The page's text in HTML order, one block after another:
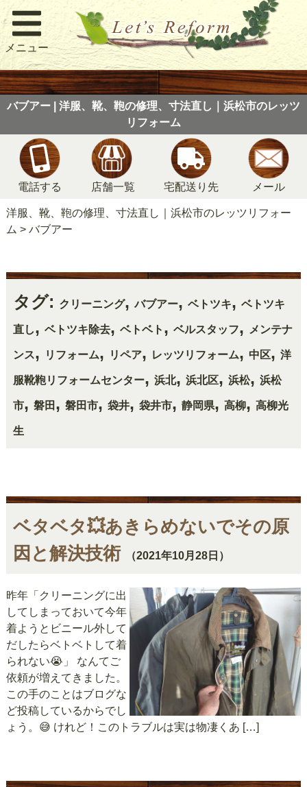
メニュー
バブアー | 洋服、靴、鞄の修理、寸法直し｜浜松市のレッツ
リフォーム
電話する 店舗一覧 宅配送り先 メール
洋服、靴、鞄の修理、寸法直し｜浜松市のレッツリフォー
ム > バブアー
タグ: クリーニング,バブアー, ベトツキ, ベトツキ
直し, ベトツキ除去, ベトベト , ベルスタッフ, メンテナ
ンス, リフォーム, リペア, レッツリフォーム, 中区, 洋
服靴鞄リフォームセンター, 浜北, 浜北区, 浜松, 浜松
市, 磐田 , 磐田市, 袋井, 袋井市, 静岡県, 高柳, 高柳光
生
ベタベタ💥あきらめないでその原
因と解決技術
（2021年10月28日）
昨年「クリーニングに出
してしまっておいて今年
着ようとビニール外して
だしたらベトベトして着
られない😭」 なんてご
依頼が増えてきました。
この手のことはブログな
ど投稿しているからでし
ょう。😅 けれど！このトラブルは実は物凄くあ […]